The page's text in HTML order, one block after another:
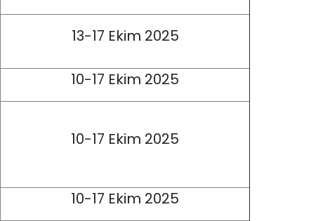
13-17 Ekim 2025
10-17 Ekim 2025
10-17 Ekim 2025
10-17 Ekim 2025